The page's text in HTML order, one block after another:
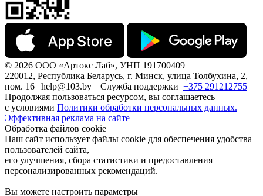
© 2026 ООО «Артокс Лаб», УНП 191700409 |
220012, Республика Беларусь, г. Минск, улица Толбухина, 2,
пом. 16 | help@103.by | Служба поддержки +375 291212755
Продолжая пользоваться ресурсом, вы соглашаетесь
с условиями Политики обработки персональных данных.
Эффективная реклама на сайте
Обработка файлов cookie
Наш сайт использует файлы cookie для обеспечения удобства
пользователей сайта,
его улучшения, сбора статистики и предоставления
персонализированных рекомендаций.
Вы можете настроить параметры